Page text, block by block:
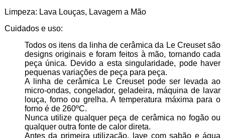
Limpeza: Lava Louças, Lavagem a Mão
Cuidados e uso:
Todos os itens da linha de cerâmica da Le Creuset são
designs originais e foram feitos à mão, tornando cada
peça única. Devido a esta singularidade, pode haver
pequenas variações de peça para peça.
A linha de cerâmica Le Creuset pode ser levada ao
micro-ondas, congelador, geladeira, máquina de lavar
louça, forno ou grelha. A temperatura máxima para o
forno é de 260ºC.
Nunca utilize qualquer peça de cerâmica no fogão ou
qualquer outra fonte de calor direta.
Antes da primeira utilização, lave com sabão e água